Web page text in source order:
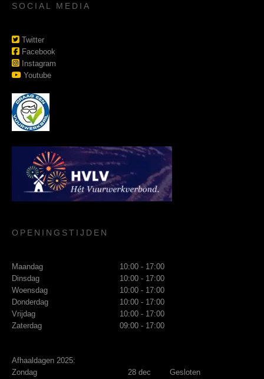
SOCIAL MEDIA
Twitter
Facebook
Instagram
Youtube
OPENINGSTIJDEN
Maandag
10:00 - 17:00
Dinsdag
10:00 - 17:00
Woensdag
10:00 - 17:00
Donderdag
10:00 - 17:00
Vrijdag
10:00 - 17:00
Zaterdag
09:00 - 17:00
Afhaaldagen 2025:
Zondag
28 dec Gesloten